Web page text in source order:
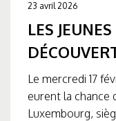
23 avril 2026
LES
Le mercredi 17
eurent la chance
Luxembourg,